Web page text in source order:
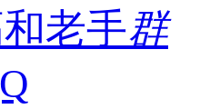
老手群